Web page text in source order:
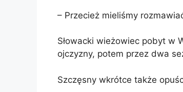
– Przecież mieliśmy
Słowacki wieżowiec pobyt w
ojczyzny, potem przez dwa
Szczęsny wkrótce także